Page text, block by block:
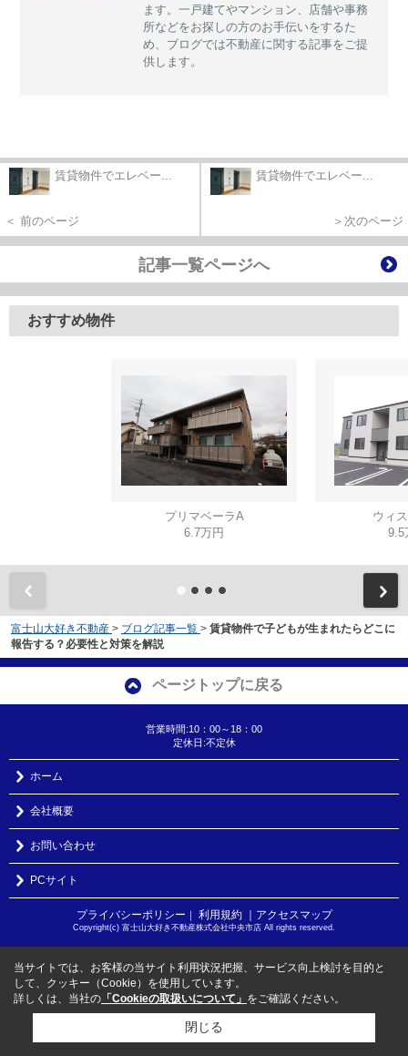
ます。一戸建てやマンション、店舗や事務
所などをお探しの方のお手伝いをするた
め、ブログでは不動産に関する記事をご提
供します。
賃貸物件でエレベー...
＜ 前のページ
賃貸物件でエレベー...
＞次のページ
記事一覧ページへ
おすすめ物件
プリマベーラA
6.7万円
ウィ
9.5
富士山大好き不動産 > ブログ記事一覧 > 賃貸物件で子どもが生まれたらどこに
報告する？必要性と対策を解説
ページトップに戻る
営業時間:10：00～18：00
定休日:不定休
ホーム
会社概要
お問い合わせ
PCサイト
プライバシーポリシー ｜ 利用規約 ｜アクセスマップ
Copyright(c) 富士山大好き不動産株式会社中央市店 All rights reserved.
当サイトでは、お客様の当サイト利用状況把握、サービス向上検討を目的と
して、クッキー（Cookie）を使用しています。
詳しくは、当社の 「Cookieの取扱いについて」 をご確認ください。
閉じる